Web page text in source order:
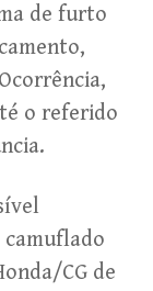
de furto
o referido
CG de